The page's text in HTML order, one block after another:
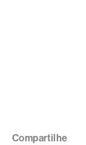
Compartilhe